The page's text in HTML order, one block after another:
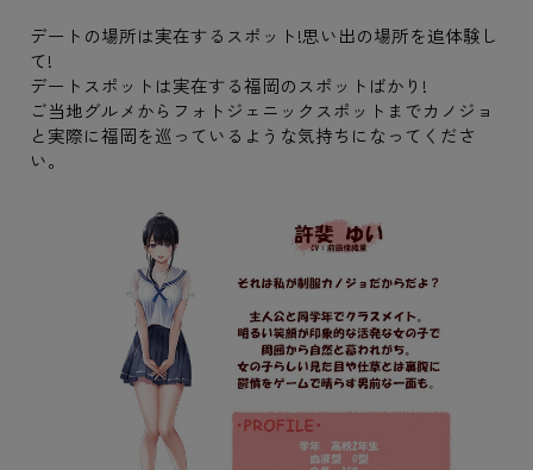
デートの場所は実在するスポット!思い出の場所を追体験し
て!
デートスポットは実在する福岡のスポットばかり!
ご当地グルメからフォトジェニックスポットまでカノジョ
と実際に福岡を巡っているような気持ちになってくださ
い。